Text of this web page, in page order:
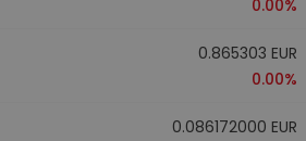
0.00%
0.865303 EUR
0.00%
0.086172000 EUR